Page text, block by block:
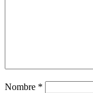
Nombre *